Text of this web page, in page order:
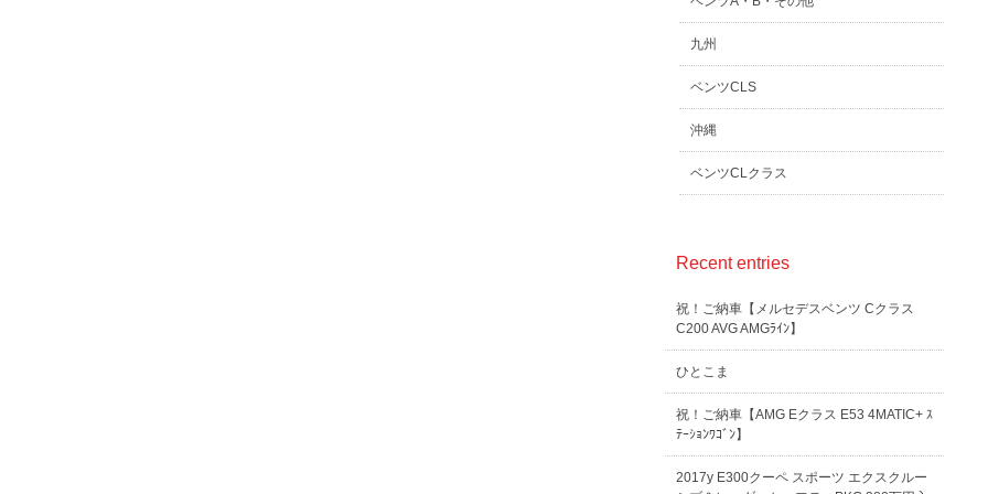
九州
ベンツCLS
沖縄
ベンツCLクラス
Recent entries
祝！ご納車【メルセデスベンツ Cクラス
C200 AVG AMGﾗｲﾝ】
ひとこま
祝！ご納車【AMG Eクラス E53 4MATIC+ ｽ
ﾃｰｼｮﾝﾜｺﾞﾝ】
2017y E300クーペ スポーツ エクスクルー